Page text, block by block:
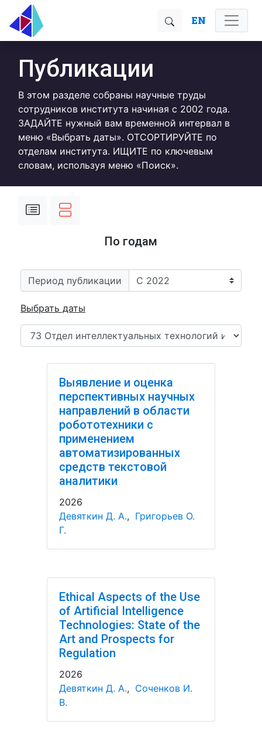
EN
Публикации
В этом разделе собраны научные труды
сотрудников института начиная с 2002 года.
ЗАДАЙТЕ нужный вам временной интервал в
меню «Выбрать даты». ОТСОРТИРУЙТЕ по
отделам института. ИЩИТЕ по ключевым
словам, используя меню «Поиск».
По годам
Период публикации
Выбрать даты
Выявление и оценка
перспективных научных
направлений в области
робототехники с
применением
автоматизированных
средств текстовой
аналитики
2026
Девяткин Д. А., Григорьев О.
Г.
Ethical Aspects of the Use
of Artificial Intelligence
Technologies: State of the
Art and Prospects for
Regulation
2026
Девяткин Д. А., Соченков И.
В.